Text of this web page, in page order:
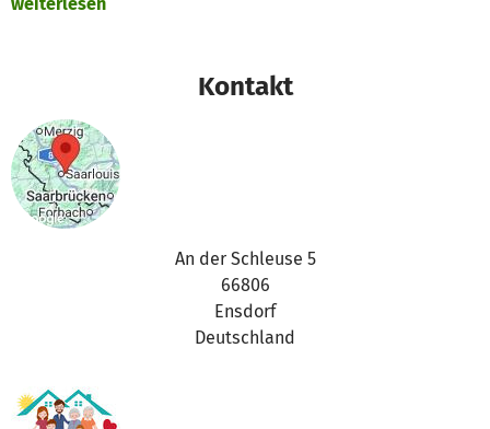
Kontakt
An der Schleuse 5
66806
Ensdorf
Deutschland